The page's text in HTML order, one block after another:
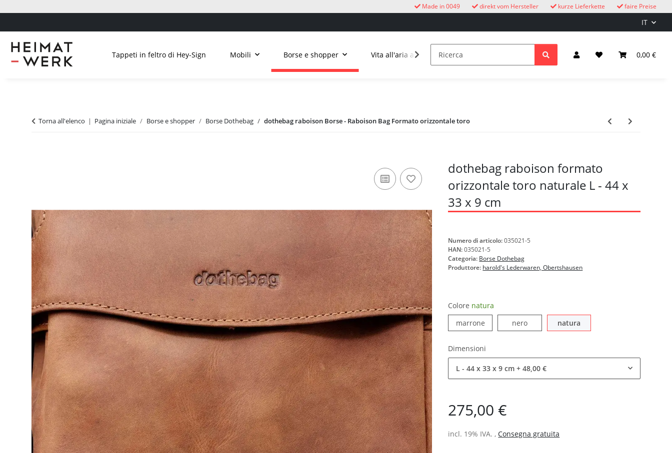
faire Preise
kurze Lieferkette
direkt vom Hersteller
Made in 0049
IT
0,00 €
Tappeti in feltro di Hey-Sign Mobili Borse e shopper Vita all'aria aperta Orologi a cucù bambini Illuminazione ed elettricità
Torna all'elenco Pagina iniziale Borse e shopper Borse Dothebag dothebag raboison Borse - Raboison Bag Formato orizzontale toro
dothebag raboison formato
orizzontale toro naturale L - 44 x
33 x 9 cm
Numero di articolo:035021-5
HAN:035021-5
Categoria: Borse Dothebag
Produttore: harold's Lederwaren, Obertshausen
Colore natura
marronemarroneneronero naturanatura
Dimensioni
L - 44 x 33 x 9 cm + 48,00 €
275,00 €
incl. 19% IVA. ,Consegna gratuita